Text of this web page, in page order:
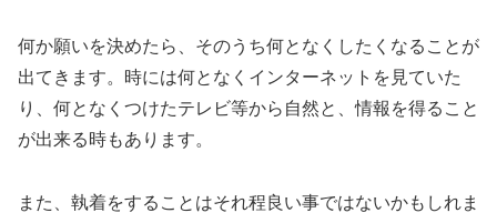
何か願いを決めたら、そのうち何となくしたくなることが
出てきます。時には何となくインターネットを見ていた
り、何となくつけたテレビ等から自然と、情報を得ること
が出来る時もあります。
また、執着をすることはそれ程良い事ではないかもしれま